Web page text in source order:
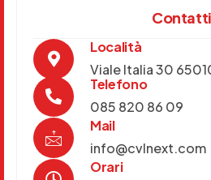
Contatti
Località
Viale Italia 30
Telefono
085 820 86 09
Mail
info@cvlnext.com
Orari